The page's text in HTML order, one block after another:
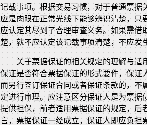
记载事项。根据交易习惯，对于普通票据
应是肉眼在正常光线下能够辨识清楚，只
应认定其尽到了合理审查义务。如果需借
楚，就不应认定该记载事项清楚，不应发
关于票据保证的相关规定的理解与适
保证是否符合票据保证的形式要件，保证
而另行签订保证合同或者保证条款的，不
定进行审理。应注意区分保证人是为票据
提供担保，前者适用票据保证的规定，后
言，票据保证一经成立，保证人即应负担